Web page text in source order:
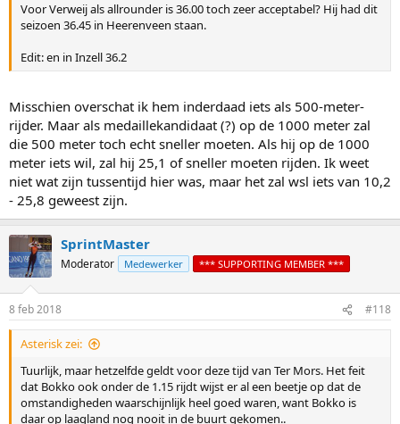
Voor Verweij als allrounder is 36.00 toch zeer acceptabel? Hij had dit
seizoen 36.45 in Heerenveen staan.
Edit: en in Inzell 36.2
Misschien overschat ik hem inderdaad iets als 500-meter-
rijder. Maar als medaillekandidaat (?) op de 1000 meter zal
die 500 meter toch echt sneller moeten. Als hij op de 1000
meter iets wil, zal hij 25,1 of sneller moeten rijden. Ik weet
niet wat zijn tussentijd hier was, maar het zal wsl iets van 10,2
- 25,8 geweest zijn.
SprintMaster
Moderator Medewerker *** SUPPORTING MEMBER ***
8 feb 2018 #118
Asterisk zei:
Tuurlijk, maar hetzelfde geldt voor deze tijd van Ter Mors. Het feit
dat Bokko ook onder de 1.15 rijdt wijst er al een beetje op dat de
omstandigheden waarschijnlijk heel goed waren, want Bokko is
daar op laagland nog nooit in de buurt gekomen..